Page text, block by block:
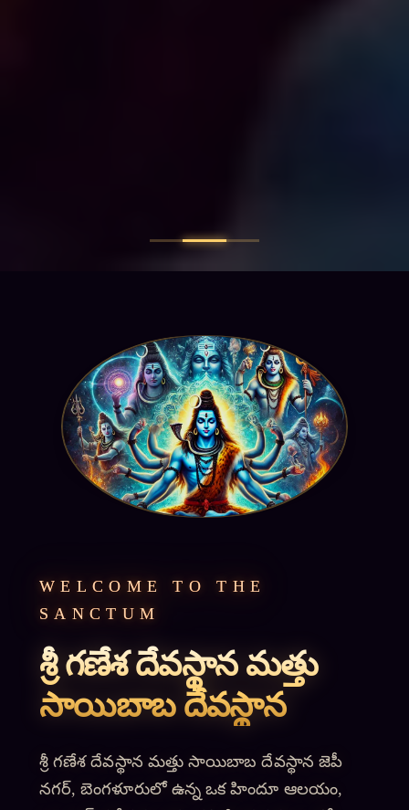
WELCOME TO THE
SANCTUM
శ్రీ గణేశ దేవస్థాన మత్తు
సాయిబాబ దేవస్థాన
శ్రీ గణేశ దేవస్థాన మత్తు సాయిబాబ దేవస్థాన జెపీ
నగర్‌, బెంగళూరులో ఉన్న ఒక హిందూ ఆలయం,